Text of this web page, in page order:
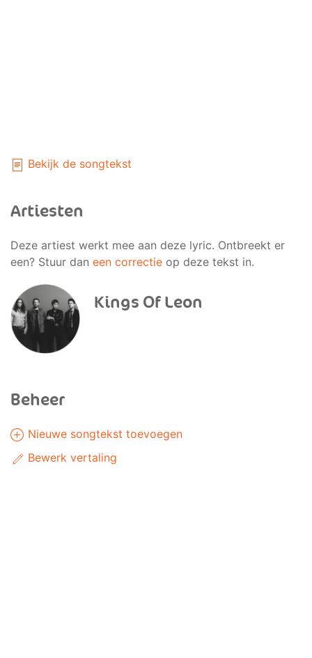
Bekijk de songtekst
Artiesten
Deze artiest werkt mee aan deze lyric. Ontbreekt er
een? Stuur dan een correctie op deze tekst in.
Kings Of Leon
Beheer
Nieuwe songtekst toevoegen
Bewerk vertaling